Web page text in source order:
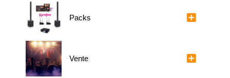
Packs
Vente